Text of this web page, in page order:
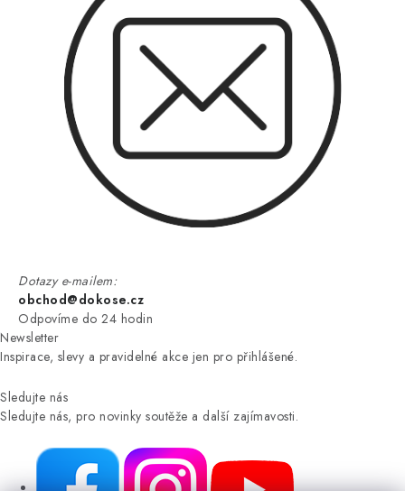
Dotazy e-mailem:
obchod@dokose.cz
Odpovíme do 24 hodin
Newsletter
Inspirace, slevy a pravidelné akce jen pro přihlášené.
Sledujte nás
Sledujte nás, pro novinky soutěže a další zajímavosti.